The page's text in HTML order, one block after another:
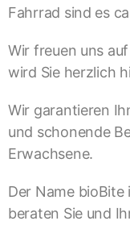
Fahrrad sind es
Wir freuen uns
wird Sie herzlich
Wir garantieren
und schonende
Erwachsene.
Der Name
beraten Sie und